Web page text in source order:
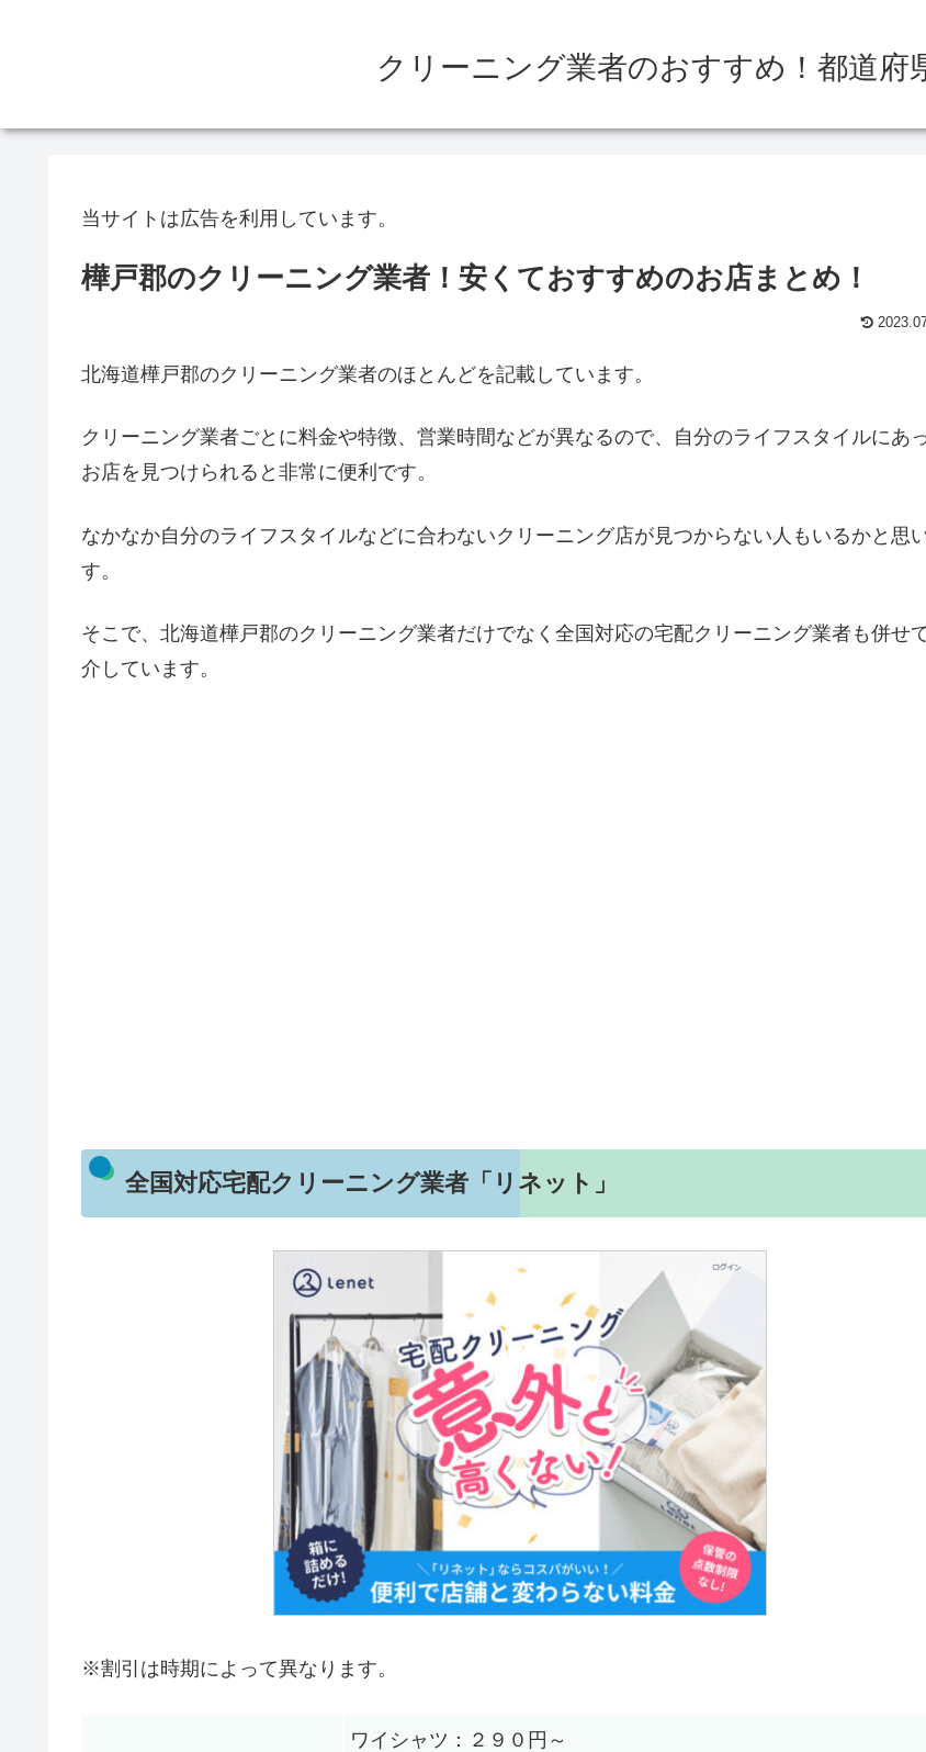
クリーニング業者のおすすめ！都道府
当サイトは広告を利用しています。
樺戸郡のクリーニング業者！安くておすすめのお店まとめ！
北海道樺戸郡のクリーニング業者のほとんどを記載しています。
クリーニング業者ごとに料金や特徴、営業時間などが異なるので、自分のライフスタイルにあ
お店を見つけられると非常に便利です。
なかなか自分のライフスタイルなどに合わないクリーニング店が見つからない人もいるかと思
す。
そこで、北海道樺戸郡のクリーニング業者だけでなく全国対応の宅配クリーニング業者も併せ
介しています。
全国対応宅配クリーニング業者「リネット」
※割引は時期によって異なります。
ワイシャツ：２９０円～